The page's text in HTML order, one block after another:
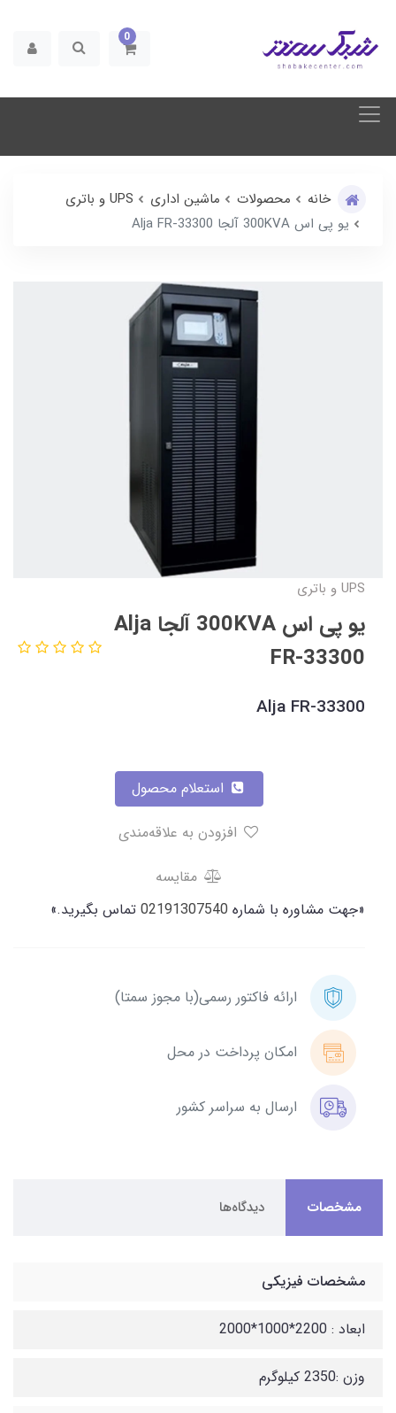
0
خانه محصولات ماشین اداری
UPS و باتری
یو پی اس 300KVA آلجا Alja FR-33300
UPS و باتری
یو پی اس 300KVA آلجا Alja
FR-33300
Alja FR-33300
مقایسه
«جهت مشاوره با شماره 02191307540 تماس بگیرید.»
ارائه فاکتور رسمی(با مجوز سمتا)
امکان پرداخت در محل
ارسال به سراسر کشور
مشخصات دیدگاه‌ها
مشخصات فیزیکی
ابعاد : 2200*1000*2000
وزن :2350 کیلوگرم